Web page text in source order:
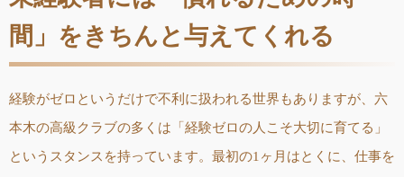
間」をきちんと与えてくれる
経験がゼロというだけで不利に扱われる世界もありますが、六
本木の高級クラブの多くは「経験ゼロの人こそ大切に育てる」
というスタンスを持っています。最初の1ヶ月はとくに、仕事を